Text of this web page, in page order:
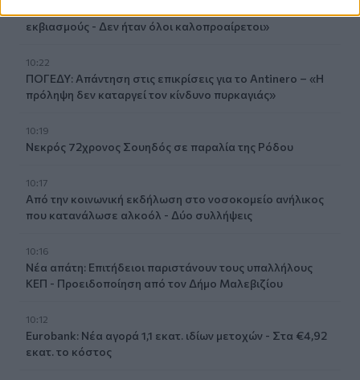
εκβιασμούς - Δεν ήταν όλοι καλοπροαίρετοι»
10:22
ΠΟΓΕΔΥ: Απάντηση στις επικρίσεις για το Antinero – «Η
πρόληψη δεν καταργεί τον κίνδυνο πυρκαγιάς»
10:19
Νεκρός 72χρονος Σουηδός σε παραλία της Ρόδου
10:17
Από την κοινωνική εκδήλωση στο νοσοκομείο ανήλικος
που κατανάλωσε αλκοόλ - Δύο συλλήψεις
10:16
Νέα απάτη: Επιτήδειοι παριστάνουν τους υπαλλήλους
ΚΕΠ - Προειδοποίηση από τον Δήμο Μαλεβιζίου
10:12
Eurobank: Νέα αγορά 1,1 εκατ. ιδίων μετοχών - Στα €4,92
εκατ. το κόστος